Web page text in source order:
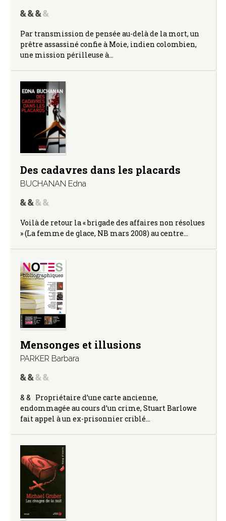
Par transmission de pensée au-delà de la mort, un
prêtre assassiné confie à Moie, indien colombien,
une mission périlleuse à…
Des cadavres dans les placards
BUCHANAN Edna
Voilà de retour la « brigade des affaires non résolues
» (La femme de glace, NB mars 2008) au centre…
Mensonges et illusions
PARKER Barbara
& & Propriétaire d’une carte ancienne,
endommagée au cours d’un crime, Stuart Barlowe
fait appel à un ex-prisonnier criblé…